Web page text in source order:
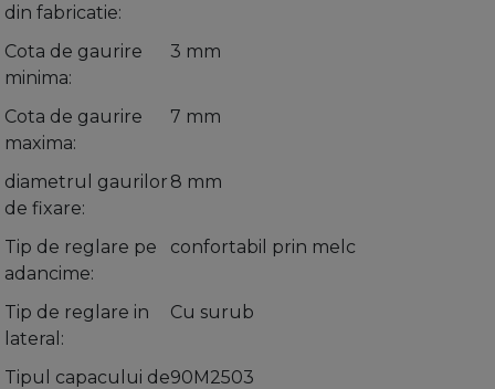
din fabricatie
Cota de gaurire
minima
3 mm
Cota de gaurire
maxima
7 mm
diametrul gaurilor
de fixare
8 mm
Tip de reglare pe
adancime
confortabil prin melc
Tip de reglare in
lateral
Cu surub
Tipul capacului de90M2503